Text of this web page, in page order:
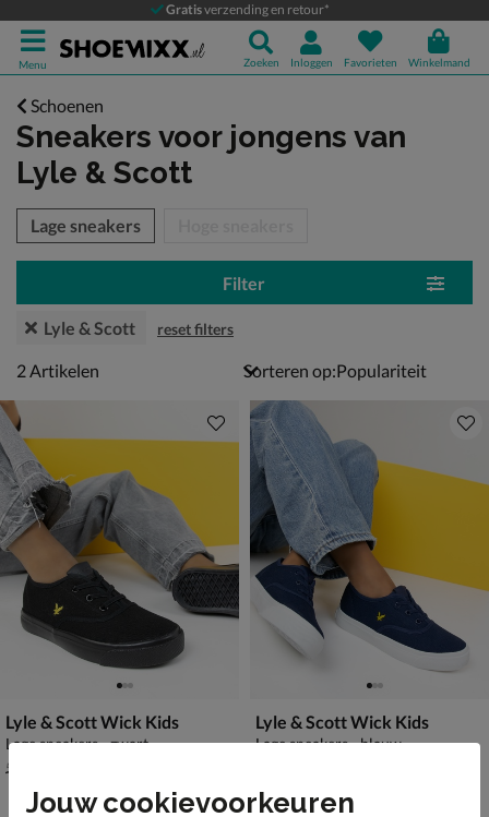
Gratisverzending en retour*
Menu Zoeken Inloggen Favorieten Winkelmand
Schoenen
Sneakers voor jongens van
Lyle & Scott
over
Lage sneakers
Filter
Lyle & Scott reset filters
2 artikelen
2Artikelen Sorteren op:
Lyle & Scott Wick Kids
Lage sneakers - zwart
van € 54,99 voor € 14,99
54
Lyle & Scott Wick Kids
Lage sneakers - blauw
Jouw cookievoorkeuren